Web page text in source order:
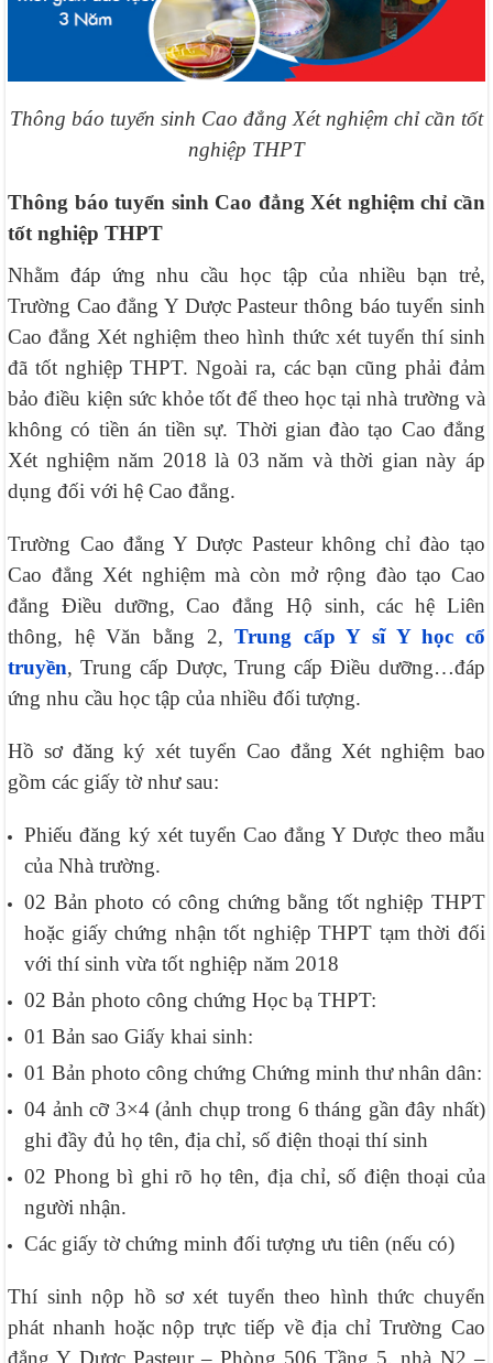
Thông báo tuyển sinh Cao đẳng Xét nghiệm chỉ cần tốt
nghiệp THPT
Thông báo tuyển sinh Cao đẳng Xét nghiệm chỉ cần
tốt nghiệp THPT
Nhằm đáp ứng nhu cầu học tập của nhiều bạn trẻ,
Trường Cao đẳng Y Dược Pasteur thông báo tuyển sinh
Cao đẳng Xét nghiệm theo hình thức xét tuyển thí sinh
đã tốt nghiệp THPT. Ngoài ra, các bạn cũng phải đảm
bảo điều kiện sức khỏe tốt để theo học tại nhà trường và
không có tiền án tiền sự. Thời gian đào tạo Cao đẳng
Xét nghiệm năm 2018 là 03 năm và thời gian này áp
dụng đối với hệ Cao đẳng.
Trường Cao đẳng Y Dược Pasteur không chỉ đào tạo
Cao đẳng Xét nghiệm mà còn mở rộng đào tạo Cao
đẳng Điều dưỡng, Cao đẳng Hộ sinh, các hệ Liên
thông, hệ Văn bằng 2,Trung cấp Y sĩ Y học cổ
truyền, Trung cấp Dược, Trung cấp Điều dưỡng…đáp
ứng nhu cầu học tập của nhiều đối tượng.
Hồ sơ đăng ký xét tuyển Cao đẳng Xét nghiệm bao
gồm các giấy tờ như sau:
Phiếu đăng ký xét tuyển Cao đẳng Y Dược theo mẫu
của Nhà trường.
02 Bản photo có công chứng bằng tốt nghiệp THPT
hoặc giấy chứng nhận tốt nghiệp THPT tạm thời đối
với thí sinh vừa tốt nghiệp năm 2018
02 Bản photo công chứng Học bạ THPT:
01 Bản sao Giấy khai sinh:
01 Bản photo công chứng Chứng minh thư nhân dân:
04 ảnh cỡ 3×4 (ảnh chụp trong 6 tháng gần đây nhất)
ghi đầy đủ họ tên, địa chỉ, số điện thoại thí sinh
02 Phong bì ghi rõ họ tên, địa chỉ, số điện thoại của
người nhận.
Các giấy tờ chứng minh đối tượng ưu tiên (nếu có)
Thí sinh nộp hồ sơ xét tuyển theo hình thức chuyển
phát nhanh hoặc nộp trực tiếp về địa chỉ Trường Cao
đẳng Y Dược Pasteur – Phòng 506 Tầng 5, nhà N2 –